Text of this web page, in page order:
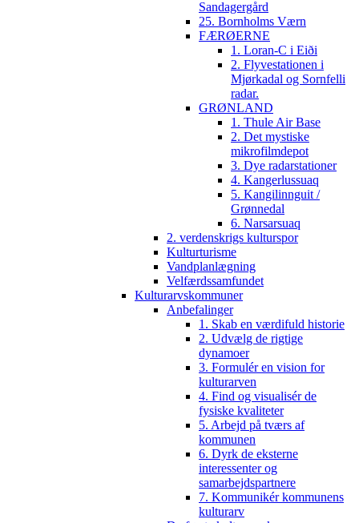
Sandagergård
25. Bornholms Værn
FÆRØERNE
1. Loran-C i Eiði
2. Flyvestationen i
Mjørkadal og Sornfelli
radar.
GRØNLAND
1. Thule Air Base
2. Det mystiske
mikrofilmdepot
3. Dye radarstationer
4. Kangerlussuaq
5. Kangilinnguit /
Grønnedal
6. Narsarsuaq
2. verdenskrigs kulturspor
Kulturturisme
Vandplanlægning
Velfærdssamfundet
Kulturarvskommuner
Anbefalinger
1. Skab en værdifuld historie
2. Udvælg de rigtige
dynamoer
3. Formulér en vision for
kulturarven
4. Find og visualisér de
fysiske kvaliteter
5. Arbejd på tværs af
kommunen
6. Dyrk de eksterne
interessenter og
samarbejdspartnere
7. Kommunikér kommunens
kulturarv